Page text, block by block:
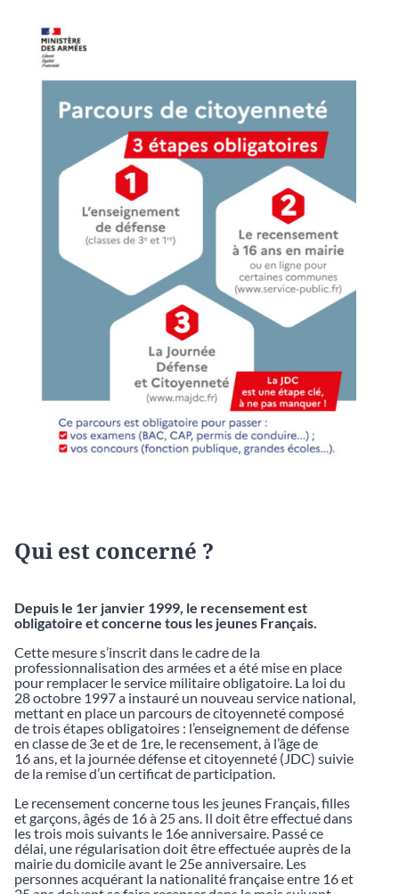
Qui est concerné ?
Depuis le 1er janvier 1999, le recensement est
obligatoire et concerne tous les jeunes Français.
Cette mesure s’inscrit dans le cadre de la
professionnalisation des armées et a été mise en place
pour remplacer le service militaire obligatoire. La loi du
28 octobre 1997 a instauré un nouveau service national,
mettant en place un parcours de citoyenneté composé
de trois étapes obligatoires : l’enseignement de défense
en classe de 3e et de 1re, le recensement, à l’âge de
16 ans, et la journée défense et citoyenneté (JDC) suivie
de la remise d’un certificat de participation.
Le recensement concerne tous les jeunes Français, filles
et garçons, âgés de 16 à 25 ans. Il doit être effectué dans
les trois mois suivants le 16e anniversaire. Passé ce
délai, une régularisation doit être effectuée auprès de la
mairie du domicile avant le 25e anniversaire. Les
personnes acquérant la nationalité française entre 16 et